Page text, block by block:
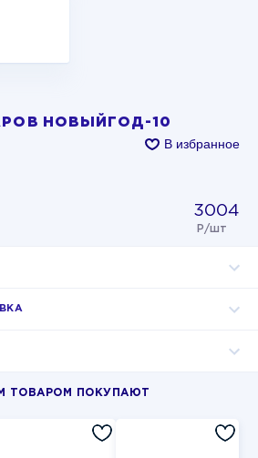
НОВЫЙГОД-10
В избранное
3004
Р/шт
ТОВАРОМ ПОКУПАЮТ